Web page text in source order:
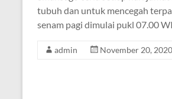
tubuh dan untuk mencegah
senam pagi dimulai pukl 07.00
admin November 20, 2020